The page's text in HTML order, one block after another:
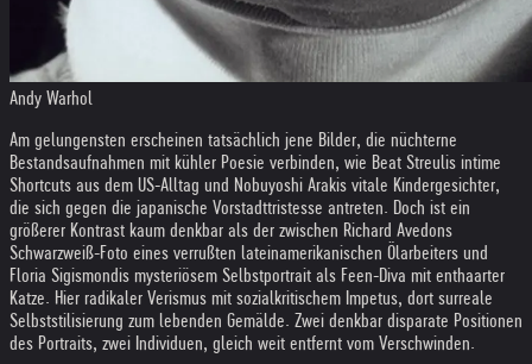
Andy Warhol
Am gelungensten erscheinen tatsächlich jene Bilder, die nüchterne
Bestandsaufnahmen mit kühler Poesie verbinden, wie Beat Streulis intime
Shortcuts aus dem US-Alltag und Nobuyoshi Arakis vitale Kindergesichter,
die sich gegen die japanische Vorstadttristesse antreten. Doch ist ein
größerer Kontrast kaum denkbar als der zwischen Richard Avedons
Schwarzweiß-Foto eines verrußten lateinamerikanischen Ölarbeiters und
Floria Sigismondis mysteriösem Selbstportrait als Feen-Diva mit enthaarter
Katze. Hier radikaler Verismus mit sozialkritischem Impetus, dort surreale
Selbststilisierung zum lebenden Gemälde. Zwei denkbar disparate Positionen
des Portraits, zwei Individuen, gleich weit entfernt vom Verschwinden.